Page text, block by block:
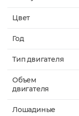
Цвет
Год
Тип двигателя
Объем
двигателя
Лошадиные